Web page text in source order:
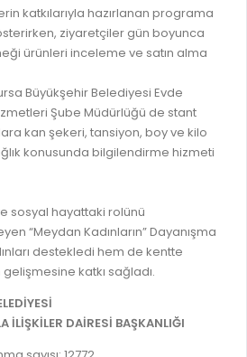
METNI
BAŞVURUSU
katkılarıyla hazırlanan programa
ziyaretçiler gün boyunca
ürünleri inceleme ve satın alma
Büyükşehir Belediyesi Evde
Şube Müdürlüğü de stant
kan şekeri, tansiyon, boy ve kilo
konusunda bilgilendirme hizmeti
sosyal hayattaki rolünü
“Meydan Kadınların” Dayanışma
destekledi hem de kentte
katkı sağladı.
İLİŞKİLER DAİRESİ BAŞKANLIĞI